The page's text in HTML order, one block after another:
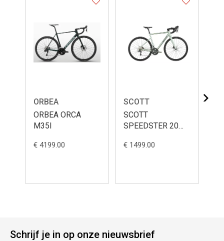
ORBEA
ORBEA ORCA
M35I
€ 4199.00
SCOTT
SCOTT
SPEEDSTER 20
€ 1499.00
Schrijf je in op onze nieuwsbrief